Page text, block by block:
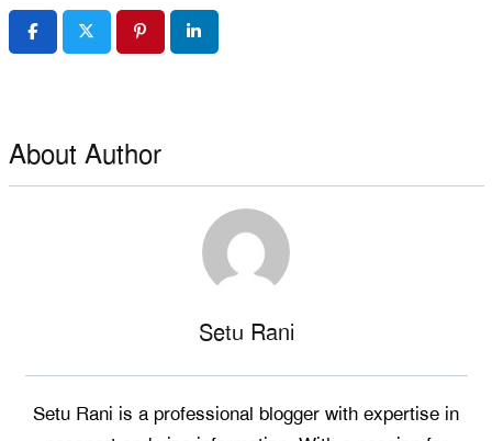
About Author
Setu Rani
Setu Rani is a professional blogger with expertise in